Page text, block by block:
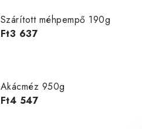
Szárított méhpempő 190g
Ft3 637
Akácméz 950g
Ft4 547